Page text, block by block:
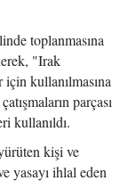
toplanmasına
"Irak
kullanılmasına
parçası
kullanıldı.
kişi ve
yasayı ihlal eden